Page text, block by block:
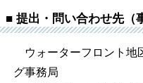
■ 提出・問い合わせ先（
ウォーターフロント地
グ事務局